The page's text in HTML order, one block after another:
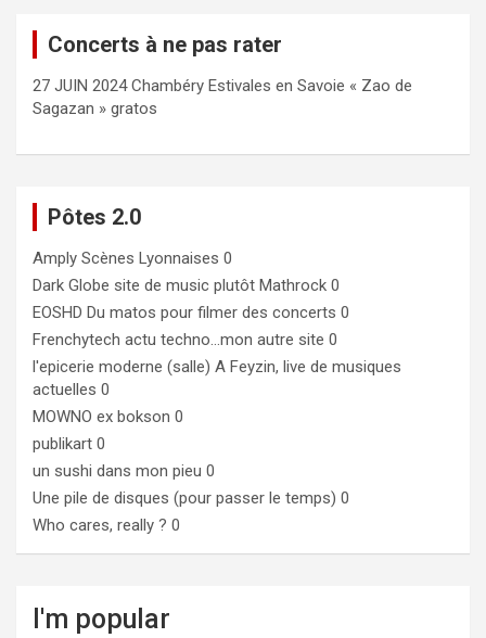
Concerts à ne pas rater
27 JUIN 2024 Chambéry Estivales en Savoie « Zao de
Sagazan » gratos
Pôtes 2.0
Amply Scènes Lyonnaises 0
Dark Globe site de music plutôt Mathrock 0
EOSHD Du matos pour filmer des concerts 0
Frenchytech actu techno…mon autre site 0
l'epicerie moderne (salle) A Feyzin, live de musiques
actuelles 0
MOWNO ex bokson 0
publikart 0
un sushi dans mon pieu 0
Une pile de disques (pour passer le temps) 0
Who cares, really ? 0
I'm popular